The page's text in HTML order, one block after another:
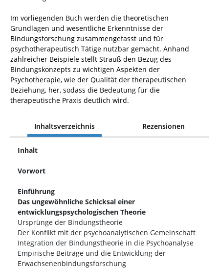
Im vorliegenden Buch werden die theoretischen
Grundlagen und wesentliche Erkenntnisse der
Bindungsforschung zusammengefasst und für
psychotherapeutisch Tätige nutzbar gemacht. Anhand
zahlreicher Beispiele stellt Strauß den Bezug des
Bindungskonzepts zu wichtigen Aspekten der
Psychotherapie, wie der Qualität der therapeutischen
Beziehung, her, sodass die Bedeutung für die
therapeutische Praxis deutlich wird.
Inhaltsverzeichnis Rezensionen
Inhalt
Vorwort
Einführung
Das ungewöhnliche Schicksal einer
entwicklungspsychologischen Theorie
Ursprünge der Bindungstheorie
Der Konflikt mit der psychoanalytischen Gemeinschaft
Integration der Bindungstheorie in die Psychoanalyse
Empirische Beiträge und die Entwicklung der
Erwachsenenbindungsforschung